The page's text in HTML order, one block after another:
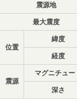
震源地
最大震度
位置
緯度
経度
震源
マグニチュー
深さ